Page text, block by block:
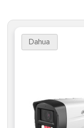
Dahua